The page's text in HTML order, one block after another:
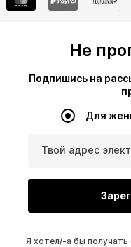
Не
Подпишись на
Для
Твой адрес
Я хотел/-а бы получать